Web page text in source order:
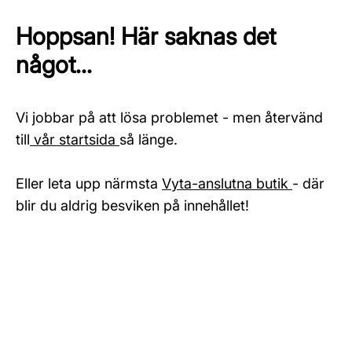
Hoppsan! Här saknas det
något...
Vi jobbar på att lösa problemet - men återvänd
till vår startsida så länge.
Eller leta upp närmsta Vyta-anslutna butik - där
blir du aldrig besviken på innehållet!